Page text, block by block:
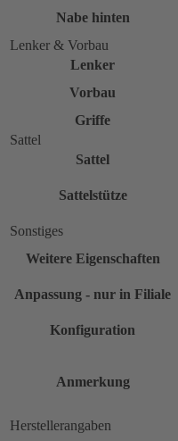
Nabe hinten
Lenker & Vorbau
Lenker
Vorbau
Griffe
Sattel
Sattel
Sattelstütze
Sonstiges
Weitere Eigenschaften
Anpassung - nur in Filiale
Konfiguration
Anmerkung
Herstellerangaben